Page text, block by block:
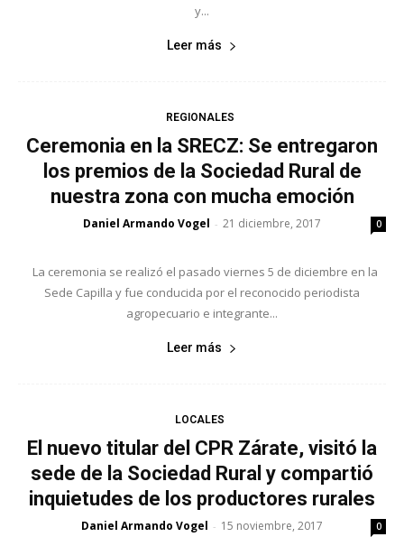
y...
Leer más
REGIONALES
Ceremonia en la SRECZ: Se entregaron
los premios de la Sociedad Rural de
nuestra zona con mucha emoción
Daniel Armando Vogel - 21 diciembre, 2017 0
La ceremonia se realizó el pasado viernes 5 de diciembre en la
Sede Capilla y fue conducida por el reconocido periodista
agropecuario e integrante...
Leer más
LOCALES
El nuevo titular del CPR Zárate, visitó la
sede de la Sociedad Rural y compartió
inquietudes de los productores rurales
Daniel Armando Vogel - 15 noviembre, 2017 0